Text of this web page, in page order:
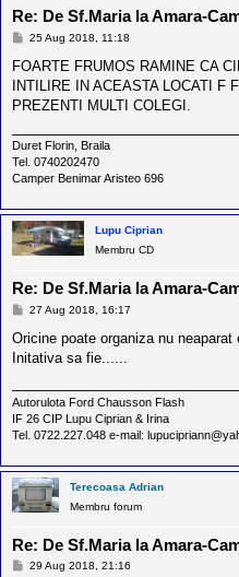
Re: De Sf.Maria la Amara-
M
s
j
25 Aug 2018, 11:18
FOARTE FRUMOS RAMINE CA
INTILIRE IN ACEASTA LOCATI F
PREZENTI MULTI COLEGI.
Duret Florin, Braila
Tel. 0740202470
Camper Benimar Aristeo 696
Lupu Ciprian
Membru CD
Re: De Sf.Maria la Amara-
M
s
j
27 Aug 2018, 16:17
Oricine poate organiza nu neaparat
Initativa sa fie......
Autorulota Ford Chausson Flash
IF 26 CIP Lupu Ciprian & Irina
Tel. 0722.227.048 e-mail:
Terecoasa Adrian
Membru forum
Re: De Sf.Maria la Amara-
M29 Aug 2018, 21:16